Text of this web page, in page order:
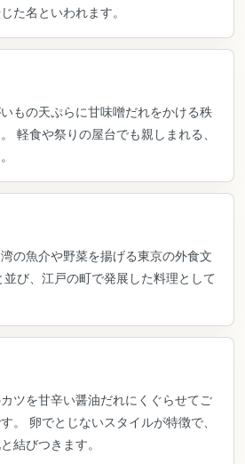
た名といわれます。
もの天ぷらに甘味噌だれをかける秩
軽食や祭りの屋台でも親しまれる、
の魚介や野菜を揚げる東京の外食文
び、江戸の町で発展した料理として
ツを甘辛い醤油だれにくぐらせてご
。 卵でとじないスタイルが特徴で、
結びつきます。